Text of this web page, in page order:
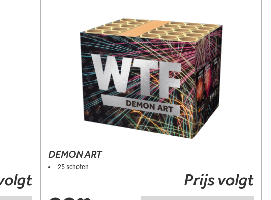
DEMON ART
25 schoten
Prijs volgt